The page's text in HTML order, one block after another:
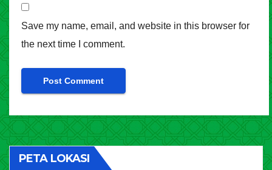
Save my name, email, and website in this browser for
the next time I comment.
PETA LOKASI